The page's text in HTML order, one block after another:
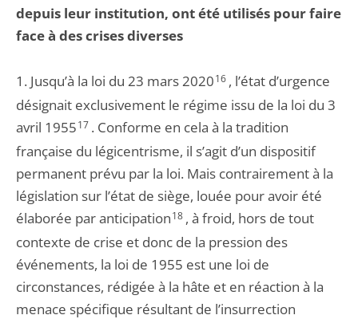
depuis leur institution, ont été utilisés pour faire
face à des crises diverses
1. Jusqu’à la loi du 23 mars 202016, l’état d’urgence
désignait exclusivement le régime issu de la loi du 3
avril 195517. Conforme en cela à la tradition
française du légicentrisme, il s’agit d’un dispositif
permanent prévu par la loi. Mais contrairement à la
législation sur l’état de siège, louée pour avoir été
élaborée par anticipation18, à froid, hors de tout
contexte de crise et donc de la pression des
événements, la loi de 1955 est une loi de
circonstances, rédigée à la hâte et en réaction à la
menace spécifique résultant de l’insurrection